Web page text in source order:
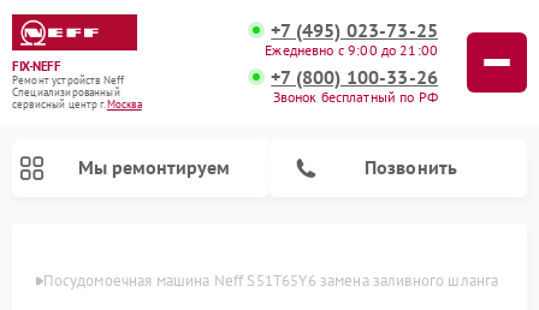
FIX-NEFF
Ремонт устройств Neff
Специализированный
cервисный центр г.Москва
+7 (495) 023-73-25
Ежедневно с 9:00 до 21:00
+7 (800) 100-33-26
Звонок бесплатный по РФ
Мы ремонтируем Позвонить
Посудомоечная машина Neff S51T65Y6 замена заливного шланга